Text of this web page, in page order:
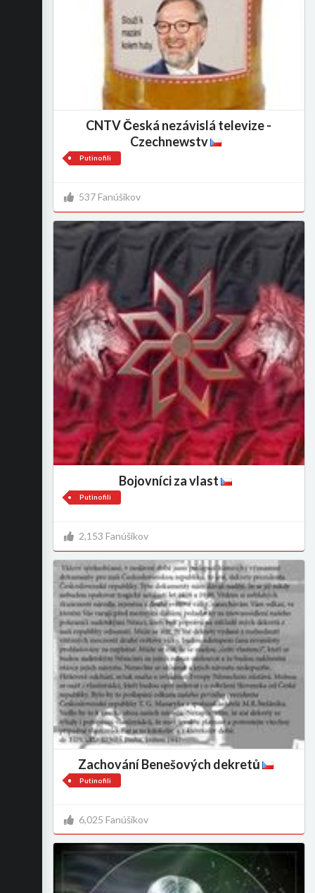
CNTV Česká nezávislá televize -
Czechnewstv
Putinofili
537 Fanúšikov
Bojovníci za vlast
Putinofili
2,153 Fanúšikov
Zachování Benešových dekretů
Putinofili
6,025 Fanúšikov